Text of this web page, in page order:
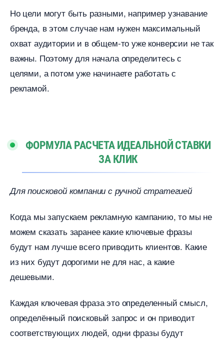
Но цели могут быть разными, например узнавание
ренда, в этом случае нам нужен максимальный
охват аудитории и в общем-то уже конверсии не так
ажны. Поэтому для начала определитесь с
целями, а потом уже начинаете работать с
рекламой.
ФОРМУЛА РАСЧЕТА ИДЕАЛЬНОЙ СТАВКИ
ЗА КЛИК
Для поисковой компании с ручной стратегией
Когда мы запускаем рекламную кампанию, то мы не
можем сказать заранее какие ключевые фразы
удут нам лучше всего приводить клиентов. Какие
из них будут дорогими не для нас, а какие
дешевыми.
Каждая ключевая фраза это определенный смысл,
определённый поисковый запрос и он приводит
соответствующих людей, одни фразы будут